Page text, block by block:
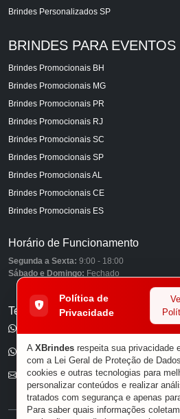
Brindes Personalizados SP
BRINDES PARA EVENTOS
Brindes Promocionais BH
Brindes Promocionais MG
Brindes Promocionais PR
Brindes Promocionais RJ
Brindes Promocionais SC
Brindes Promocionais SP
Brindes Promocionais AL
Brindes Promocionais CE
Brindes Promocionais ES
Horário de Funcionamento
Segunda a Sexta: 9:00 - 18:00
Sábado e Domingo: Fechado
Telefones
(11) 96585-7462
E-mail
Política de
Privacidade
A XBrindes respeita sua privacidade
com a Lei Geral de Proteção de
cookies e outras tecnologias para
personalizar conteúdos e realizar
tratados com segurança e apenas
Para saber quais informações